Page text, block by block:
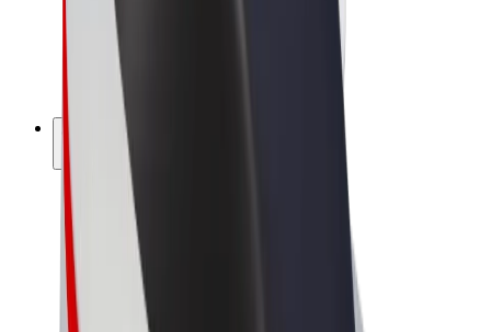
Bolt ბიზნესისთვის
ელ. ბაიკი
Bolt Plus
გამოიმუშავე Bolt-თან ერთად
მძღოლები
მძღოლის შემოსავლები
კურიერები
კურიერის შემოსავლები